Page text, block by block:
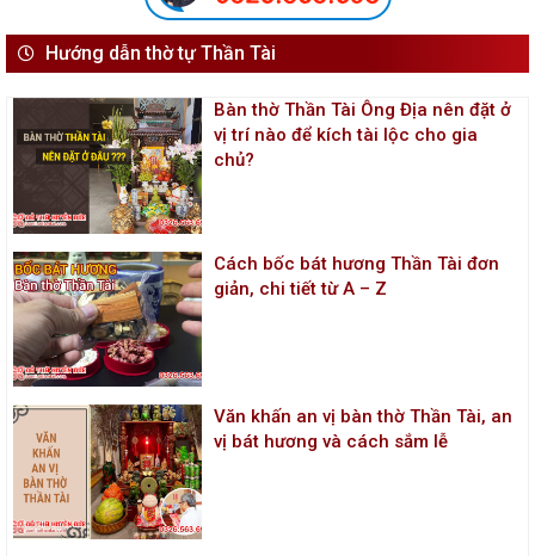
Hướng dẫn thờ tự Thần Tài
Bàn thờ Thần Tài Ông Địa nên đặt ở
vị trí nào để kích tài lộc cho gia
chủ?
Cách bốc bát hương Thần Tài đơn
giản, chi tiết từ A – Z
Văn khấn an vị bàn thờ Thần Tài, an
vị bát hương và cách sắm lễ